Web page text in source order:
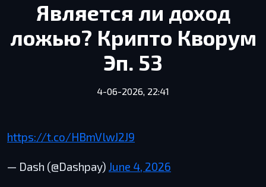
Является ли доход
ложью? Крипто Кворум
Эп. 53
4-06-2026, 22:41
https://t.co/HBmVlwJ2J9
— Dash (@Dashpay) June 4, 2026